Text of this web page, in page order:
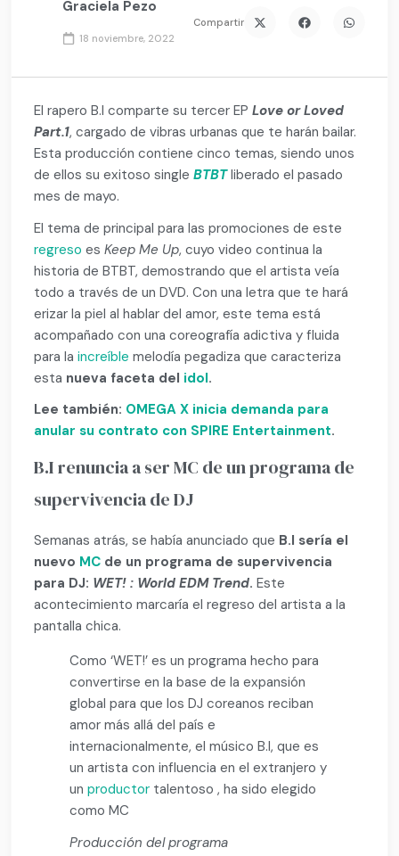
Graciela Pezo
18 noviembre, 2022
Compartir
El rapero B.I comparte su tercer EPLove or Loved
Part.1, cargado de vibras urbanas que te harán bailar.
Esta producción contiene cinco temas, siendo unos
de ellos su exitoso singleBTBTliberado el pasado
mes de mayo.
El tema de principal para las promociones de este
regreso es Keep Me Up, cuyo video continua la
historia de BTBT, demostrando que el artista veía
todo a través de un DVD. Con una letra que te hará
erizar la piel al hablar del amor, este tema está
acompañado con una coreografía adictiva y fluida
para laincreíble melodía pegadiza que caracteriza
esta nueva faceta del idol.
Lee también: OMEGA X inicia demanda para
anular su contrato con SPIRE Entertainment.
B.I renuncia a ser MC de un programa de
supervivencia de DJ
Semanas atrás, se había anunciado que B.I sería el
nuevo MC de un programa de supervivencia
para DJ: WET! : World EDM Trend.Este
acontecimiento marcaría el regreso del artista a la
pantalla chica.
Como ‘WET!’ es un programa hecho para
convertirse en la base de la expansión
global para que los DJ coreanos reciban
amor más allá del país e
internacionalmente, el músico B.I, que es
un artista con influencia en el extranjero y
unproductor talentoso , ha sido elegido
como MC
Producción del programa